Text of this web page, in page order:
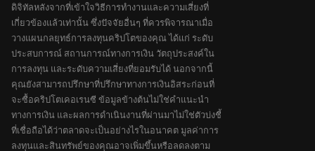
ดิจิทัลหลังจากที่เข้าใจวิธีการทำงานและความเสี่ยงที่
เกี่ยวข้องแล้วเท่านั้น ซึ่งปัจจัยอื่นๆ ที่ควรพิจารณาเมื่อ
วางแผนกลยุทธ์การลงทุนคริปโตของคุณ ได้แก่ ระดับ
ประสบการณ์ สถานการณ์ทางการเงิน วัตถุประสงค์ใน
การลงทุน และระดับความเสี่ยงที่ยอมรับได้ นอกจากนี้
คุณยังสามารถปรึกษาที่ปรึกษาทางการเงินอิสระก่อนที่
จะซื้อคริปโตเคอเรนซี ข้อมูลข้างต้นไม่ใช่คำแนะนำ
ทางการเงิน และผลการดำเนินงานที่ผ่านมาไม่ใช่ตัวบ่งชี้
ที่เชื่อถือได้ว่าตลาดจะเป็นอย่างไรในอนาคต มูลค่าการ
ลงทุนและสินทรัพย์ของคุณอาจเพิ่มขึ้นหรือลดลงตาม